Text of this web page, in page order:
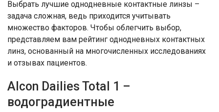
Выбрать лучшие однодневные контактные линзы –
задача сложная, ведь приходится учитывать
множество факторов. Чтобы облегчить выбор,
представляем вам рейтинг однодневных контактных
линз, основанный на многочисленных исследованиях
и отзывах пациентов.
Alcon Dailies Total 1 –
водоградиентные